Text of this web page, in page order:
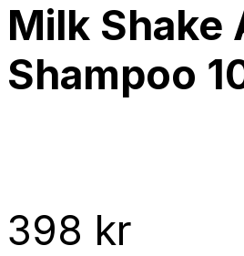
Milk Shake
Shampoo
398 kr